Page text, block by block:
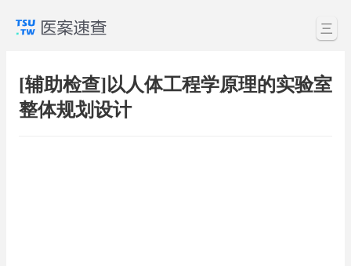
三
[辅助检查]以人体工程学原理的实验室
整体规划设计